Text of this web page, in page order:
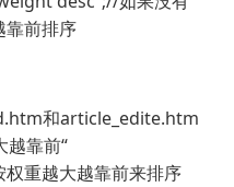
靠前排序
和article_edite.htm
越靠前“
重越大越靠前来排序